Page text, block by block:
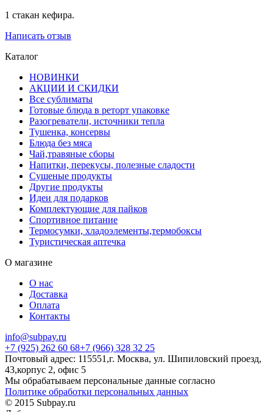
1 стакан кефира.
Написать отзыв
Каталог
НОВИНКИ
АКЦИИ И СКИДКИ
Все сублиматы
Готовые блюда в реторт упаковке
Разогреватели, источники тепла
Тушенка, консервы
Блюда без мяса
Чай,травяные сборы
Напитки, перекусы, полезные сладости
Сушеные продукты
Другие продукты
Идеи для подарков
Комплектующие для пайков
Спортивное питание
Термосумки, хладоэлементы,термобоксы
Туристическая аптечка
О магазине
О нас
Доставка
Оплата
Контакты
info@subpay.ru
+7 (925) 262 60 68+7 (966) 328 32 25
Почтовый адрес: 115551,г. Москва, ул. Шипиловский проезд,
43,корпус 2, офис 5
Мы обрабатываем персональные данные согласно
Политике обработки персональных данных
© 2015 Subpay.ru